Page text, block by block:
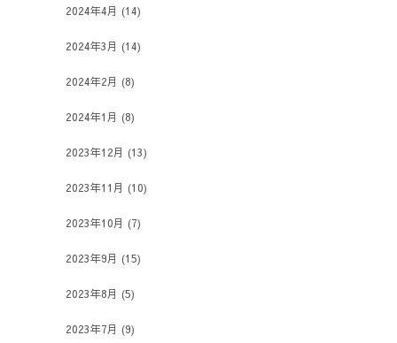
2024年4月 (14)
2024年3月 (14)
2024年2月 (8)
2024年1月 (8)
2023年12月 (13)
2023年11月 (10)
2023年10月 (7)
2023年9月 (15)
2023年8月 (5)
2023年7月 (9)